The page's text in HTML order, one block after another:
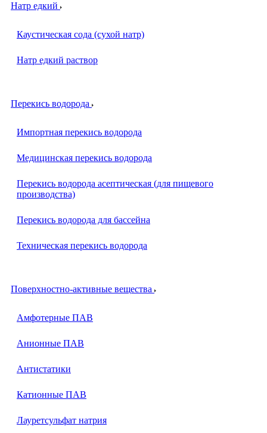
Натр едкий
Каустическая сода (сухой натр)
Натр едкий раствор
Перекись водорода
Импортная перекись водорода
Медицинская перекись водорода
Перекись водорода асептическая (для пищевого
производства)
Перекись водорода для бассейна
Техническая перекись водорода
Поверхностно-активные вещества
Амфотерные ПАВ
Анионные ПАВ
Антистатики
Катионные ПАВ
Лауретсульфат натрия